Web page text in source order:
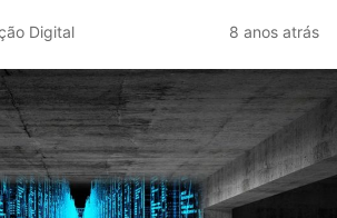
Digital 8 anos atrás